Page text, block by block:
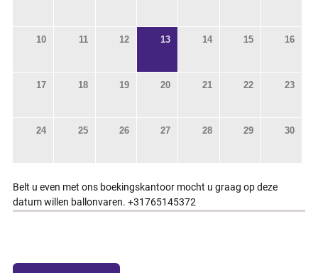
10 11 12 13 14 15 16
17 18 19 20 21 22 23
24 25 26 27 28 29 30
Belt u even met ons boekingskantoor mocht u graag op deze
datum willen ballonvaren. +31765145372